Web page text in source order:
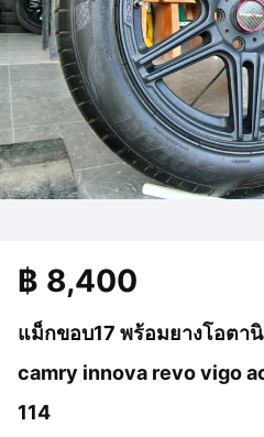
แม็กขอบ17 พร้อมยางโอตา
camry innova revo vigo
114
฿ 8,400